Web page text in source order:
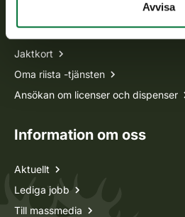
Avvisa
Jaktkort
Oma riista -tjänsten
Ansökan om licenser och dispenser
Information om oss
Aktuellt
Lediga jobb
Till massmedia